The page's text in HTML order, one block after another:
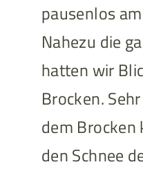
pausenlos
Nahezu die
hatten wir
Brocken.
dem Brocken
den Schnee